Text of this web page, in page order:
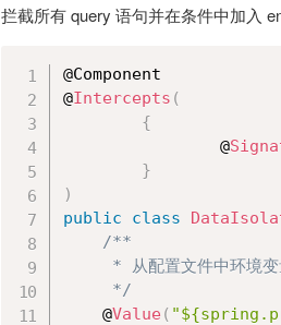
拦截所有 query 语句并在条件中加入
@Component
@Intercepts (
{
                @
}
)
public
class
/**
* 从配置文件中环境
     */
    @
Value(